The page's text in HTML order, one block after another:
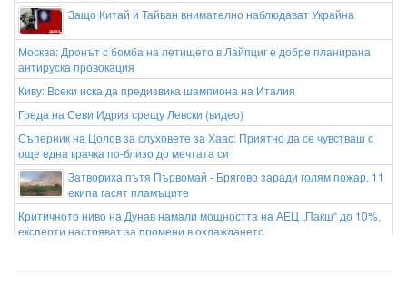
Защо Китай и Тайван внимателно наблюдават Украйна
Москва: Дронът с бомба на летището в Лайпциг е добре планирана
антируска провокация
Киву: Всеки иска да предизвика шампиона на Италия
Греда на Севи Идриз срещу Левски (видео)
Съперник на Цолов за слуховете за Хаас: Приятно да се чувстваш с
още една крачка по-близо до мечтата си
Затвориха пътя Първомай - Брягово заради голям пожар, 11
екипа гасят пламъците
Критичното ниво на Дунав намали мощността на АЕЦ „Пакш“ до 10%,
експерти настояват за промени в охлаждането